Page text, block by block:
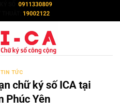
0911330809
19002122
TIN TỨC
chữ ký số ICA tại
Phúc Yên